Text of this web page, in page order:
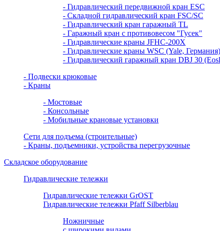
- Гидравлический передвижной кран ESC
- Складной гидравлический кран FSC/SC
- Гидравлический кран гаражный TL
- Гаражный кран с противовесом "Гусек"
- Гидравлические краны JFHC-200X
- Гидравлические краны WSC (Yale, Германия)
- Гидравлический гаражный кран DBJ 30
- Подвески крюковые
- Краны
- Мостовые
- Консольные
- Мобильные крановые установки
Сети для подъема (строительные)
- Краны, подъемники, устройства перегрузочные
Складское оборудование
Гидравлические тележки
Гидравлические тележки GrOST
Гидравлические тележки Pfaff Silberblau
Ножничные